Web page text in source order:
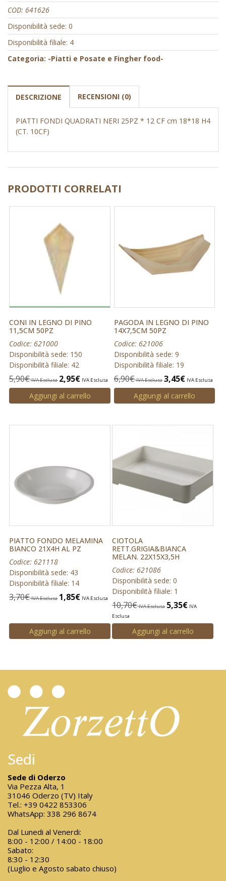
COD: 641626
Disponibilità sede: 0
Disponibilità filiale: 4
Categoria: -Piatti e Posate e Fingher food-
DESCRIZIONE RECENSIONI (0)
PIATTI FONDI QUADRATI NERI 25PZ * 12 CF cm 18*18 H4
(CT. 10CF)
PRODOTTI CORRELATI
CONI IN LEGNO DI PINO
11,5CM 50PZ
Codice: 621000
Disponibilità sede: 150
Disponibilità filiale: 42
5,90€ IVA Esclusa 2,95€ IVA Esclusa
Aggiungi al carrello
PAGODA IN LEGNO DI PINO
14X7,5CM 50PZ
Codice: 621006
Disponibilità sede: 9
Disponibilità filiale: 19
6,90€ IVA Esclusa 3,45€ IVA Esclusa
Aggiungi al carrello
PIATTO FONDO MELAMINA
BIANCO 21X4H AL PZ
Codice: 621118
Disponibilità sede: 43
Disponibilità filiale: 14
3,70€ IVA Esclusa 1,85€ IVA Esclusa
Aggiungi al carrello
CIOTOLA
RETT.GRIGIA&BIANCA
MELAN. 22X15X3,5H
Codice: 621086
Disponibilità sede: 0
Disponibilità filiale: 1
10,70€ IVA Esclusa 5,35€ IVA
Esclusa
Aggiungi al carrello
Sedi
Sede di Oderzo
Via Pezza Alta, 1
31046 Oderzo (TV) Italy
Tel.: +39 0422 853306
WhatsApp: 338 296 8674
Dal Lunedi al Venerdi:
8:00 - 12:00 / 14:00 - 18:00
Sabato:
8:30 - 12:30
(Luglio e Agosto sabato chiuso)